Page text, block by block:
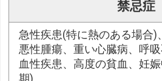
禁忌症
急性疾患(特に熱のある場合)
悪性腫瘍、重い心臓病、呼
血性疾患、高度の貧血、妊